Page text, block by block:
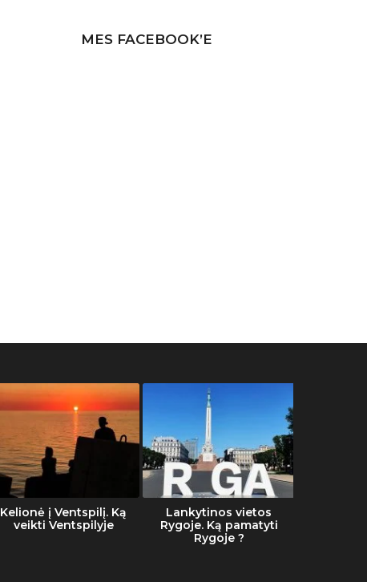
MES FACEBOOK’E
Kelionė į Ventspilį. Ką
veikti Ventspilyje
Lankytinos vietos
Rygoje. Ką pamatyti
Rygoje ?